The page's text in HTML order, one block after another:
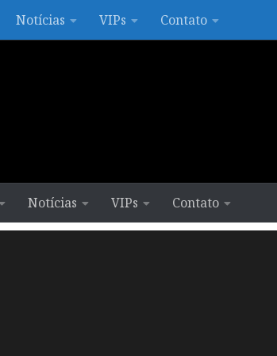
Notícias VIPs Contato
Notícias VIPs Contato